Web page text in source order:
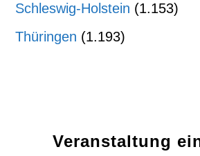
Schleswig-Holstein (1.153)
Thüringen (1.193)
Veranstaltung